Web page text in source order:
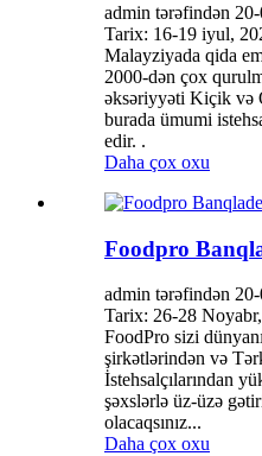
admin tərəfindən
Tarix: 16-19 iyul,
Malayziyada qida
2000-dən çox
əksəriyyəti Kiçik və
burada ümumi
edir. .
Daha çox oxu
Foodpro
admin tərəfindən
Tarix: 26-28
FoodPro sizi
şirkətlərindən və
İstehsalçılarından
şəxslərlə üz-üzə
olacaqsınız...
Daha çox oxu